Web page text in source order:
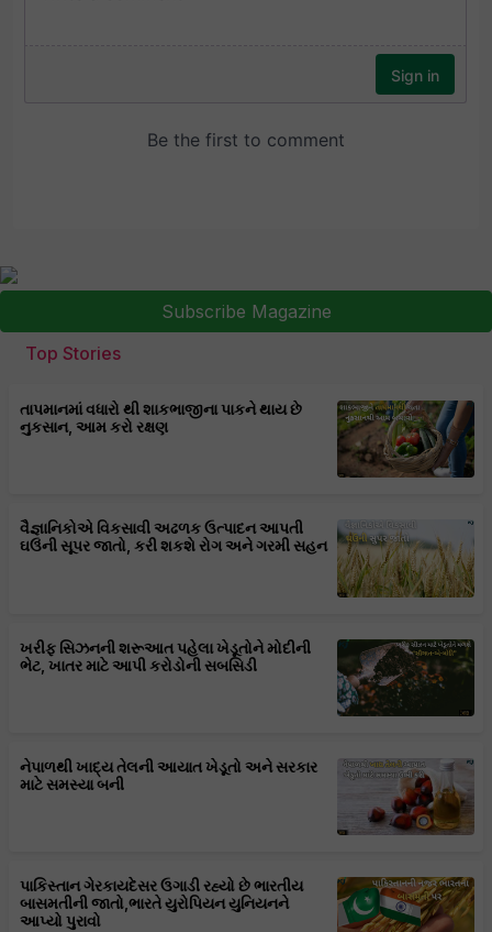
Subscribe Magazine
Top Stories
તાપમાનમાં વધારો થી શાકભાજીના પાકને થાય છે
નુકસાન, આમ કરો રક્ષણ
વૈજ્ઞાનિકોએ વિકસાવી અઢળક ઉત્પાદન આપતી
ઘઉંની સૂપર જાતો, કરી શકશે રોગ અને ગરમી સહન
ખરીફ સિઝનની શરૂઆત પહેલા ખેડૂતોને મોદીની
ભેટ, ખાતર માટે આપી કરોડોની સબસિડી
નેપાળથી ખાદ્ય તેલની આયાત ખેડૂતો અને સરકાર
માટે સમસ્યા બની
પાકિસ્તાન ગેરકાયદેસર ઉગાડી રહ્યો છે ભારતીય
બાસમતીની જાતો,ભારતે યુરોપિયન યુનિયનને
આપ્યો પુરાવો